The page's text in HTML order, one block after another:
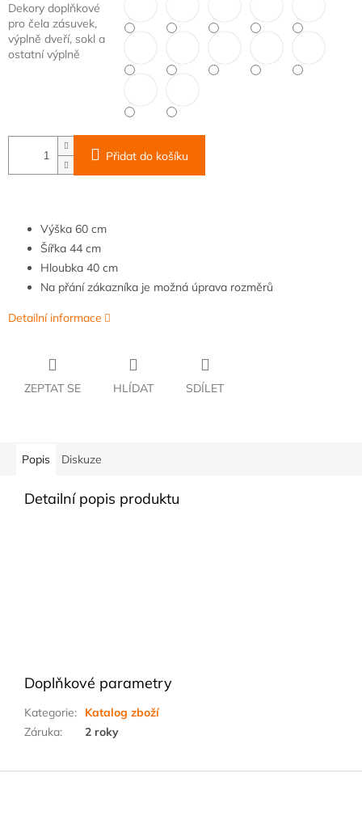
Dekory doplňkové
pro čela zásuvek,
výplně dveří, sokl a
ostatní výplně
Přidat do košíku
Výška 60 cm
Šířka 44 cm
Hloubka 40 cm
Na přání zákazníka je možná úprava rozměrů
Detailní informace
ZEPTAT SE HLÍDAT SDÍLET
Popis Diskuze
Detailní popis produktu
Doplňkové parametry
Kategorie:
Katalog zboží
Záruka: 2 roky
Z